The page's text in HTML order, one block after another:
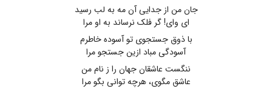
جان من از جدایی آن مه به لب رسید
ای وای! گر فلک نرساند به او مرا
با ذوق جستجوی تو آسوده خاطرم
آسودگی مباد ازین جستجو مرا
ننگست عاشقان جهان را ز نام من
عاشق مگوی، هرچه توانی بگو مرا